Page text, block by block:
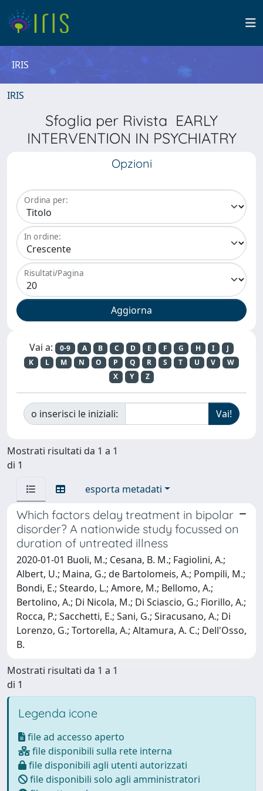
IRIS
IRIS
Sfoglia per Rivista EARLY
INTERVENTION IN PSYCHIATRY
Opzioni
Ordina per:
In ordine:
Risultati/Pagina
Vai a: 0-9 A B C D E F G H I
J
K
L M N O P Q R S T U V
W
X
Y Z
o inserisci le iniziali:
Mostrati risultati da 1 a 1
di 1
esporta metadati
Which factors delay treatment in bipolar
disorder? A nationwide study focussed on
duration of untreated illness
2020-01-01 Buoli, M.; Cesana, B. M.; Fagiolini, A.;
Albert, U.; Maina, G.; de Bartolomeis, A.; Pompili, M.;
Bondi, E.; Steardo, L.; Amore, M.; Bellomo, A.;
Bertolino, A.; Di Nicola, M.; Di Sciascio, G.; Fiorillo, A.;
Rocca, P.; Sacchetti, E.; Sani, G.; Siracusano, A.; Di
Lorenzo, G.; Tortorella, A.; Altamura, A. C.; Dell'Osso,
B.
Mostrati risultati da 1 a 1
di 1
Legenda icone
file ad accesso aperto
file disponibili sulla rete interna
file disponibili agli utenti autorizzati
file disponibili solo agli amministratori